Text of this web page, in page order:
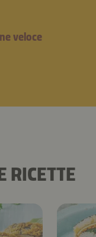
veloce
RICETTE